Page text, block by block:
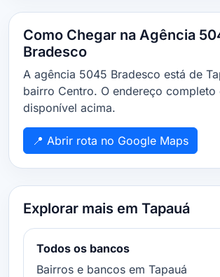
Como Chegar na Agência
Bradesco
A agência 5045 Bradesco está de
bairro Centro. O endereço completo
disponível acima.
📍 Abrir rota no Google Maps
Explorar mais em Tapauá
Todos os bancos
Bairros e bancos em Tapauá